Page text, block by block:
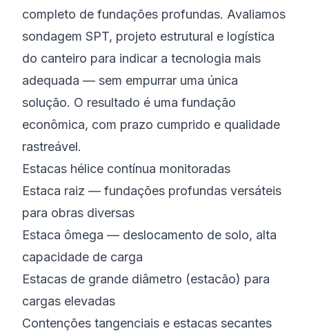
completo de fundações profundas. Avaliamos
sondagem SPT, projeto estrutural e logística
do canteiro para indicar a tecnologia mais
adequada — sem empurrar uma única
solução. O resultado é uma fundação
econômica, com prazo cumprido e qualidade
rastreável.
Estacas hélice contínua monitoradas
Estaca raiz — fundações profundas versáteis
para obras diversas
Estaca ômega — deslocamento de solo, alta
capacidade de carga
Estacas de grande diâmetro (estacão) para
cargas elevadas
Contenções tangenciais e estacas secantes